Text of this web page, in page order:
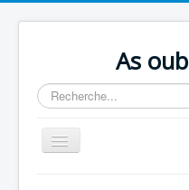
As
Rechercher
Basculer
la